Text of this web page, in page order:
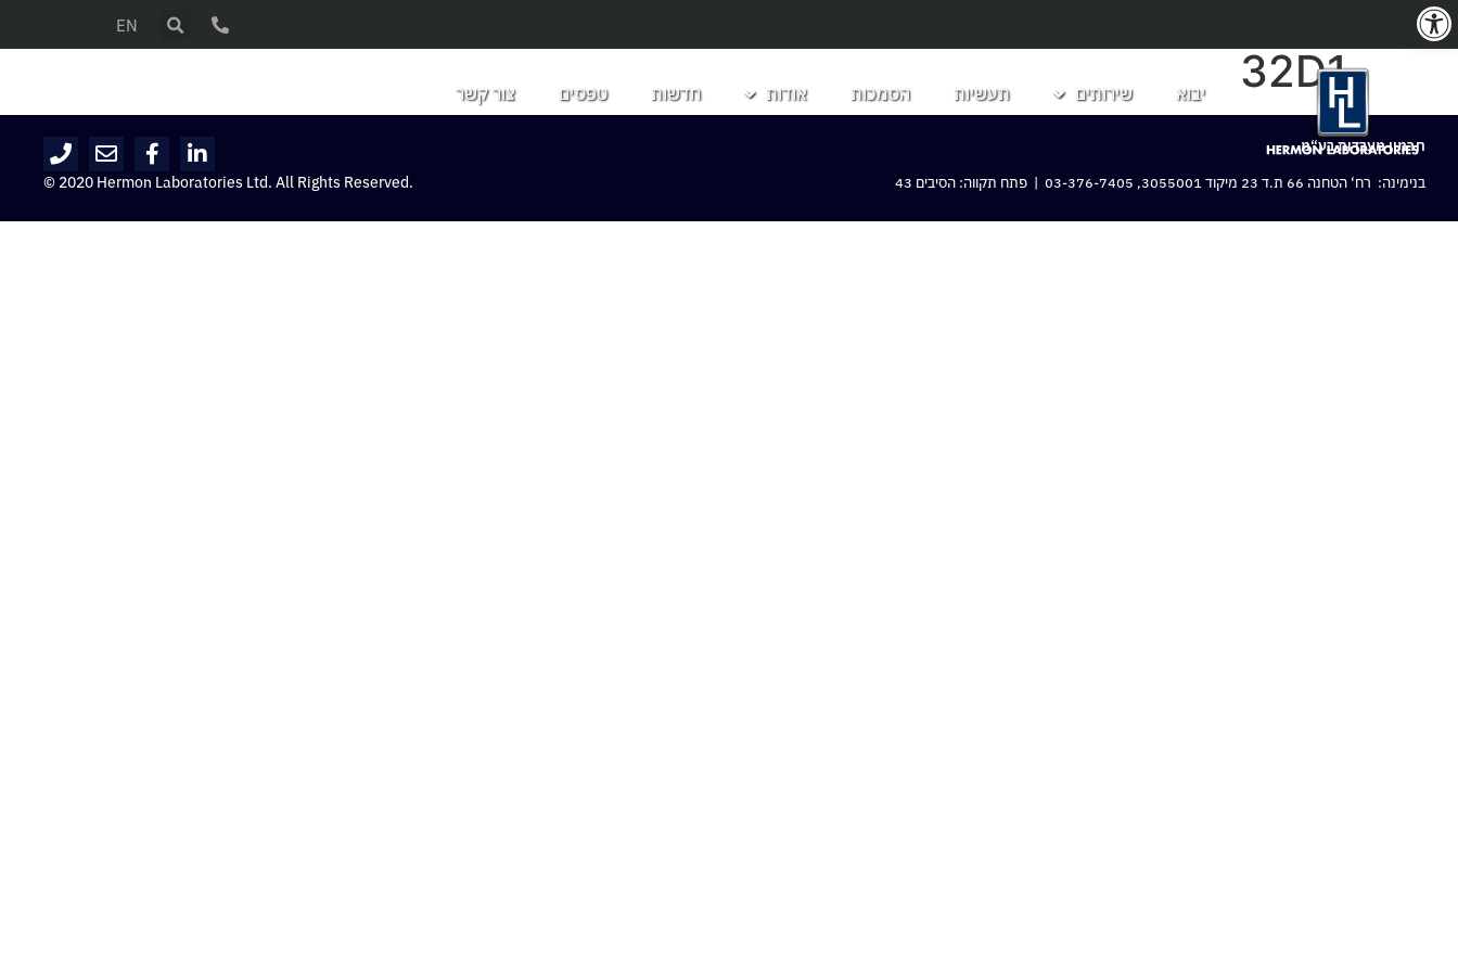
EN
יבוא שירותים תעשיות הסמכות אודות חדשות טפסים צור קשר 32D1
חרמון מעבדות בע“מ
בנימינה: רח‘ הטחנה 66 ת.ד 23 מיקוד 3055001,
03-376-7405 | פתח תקווה: הסיבים 43 © 2020 Hermon Laboratories Ltd. All Rights Reserved.